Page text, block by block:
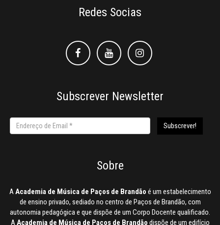
Redes Socias
FacebookFacebookInstagram
Subscrever Newsletter
Sobre
AAcademia de Música de Paços de Brandão é um estabelecimento
de ensino privado, sediado no centro de Paços de Brandão, com
autonomia pedagógica e que dispõe de um Corpo Docente qualificado.
AAcademia de Música de Paços de Brandão dispõe de um edifício